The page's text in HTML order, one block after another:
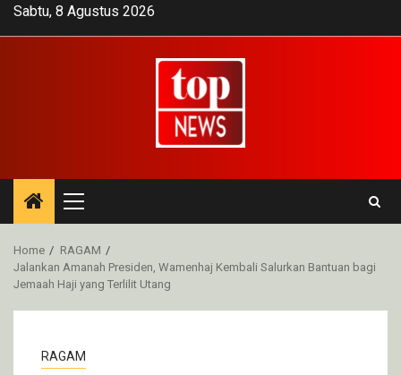
SkipSabtu, 8 Agustus 2026
Primary
Menu
Home
RAGAM
Jalankan Amanah Presiden, Wamenhaj Kembali Salurkan Bantuan bagi
Jemaah Haji yang Terlilit Utang
RAGAM